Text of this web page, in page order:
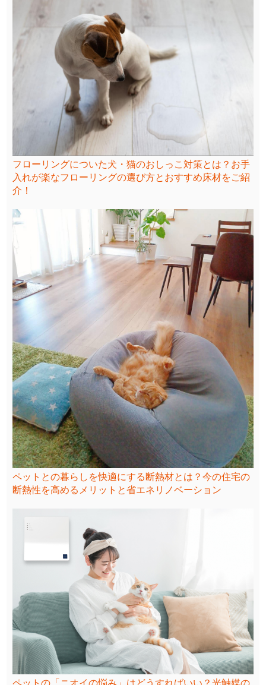
フローリングについた犬・猫のおしっこ対策とは？お手
入れが楽なフローリングの選び方とおすすめ床材をご紹
介！
ペットとの暮らしを快適にする断熱材とは？今の住宅の
断熱性を高めるメリットと省エネリノベーション
ペットの「ニオイの悩み」はどうすればいい？光触媒の